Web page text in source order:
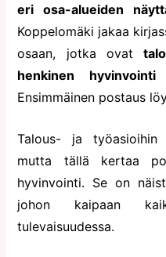
eri osa-alueiden
Koppelomäki jakaa
osaan, jotka ovat
henkinen
Ensimmäinen postaus
Talous- ja työasioihin
mutta tällä kertaa
hyvinvointi. Se on
johon kaipaan
tulevaisuudessa.